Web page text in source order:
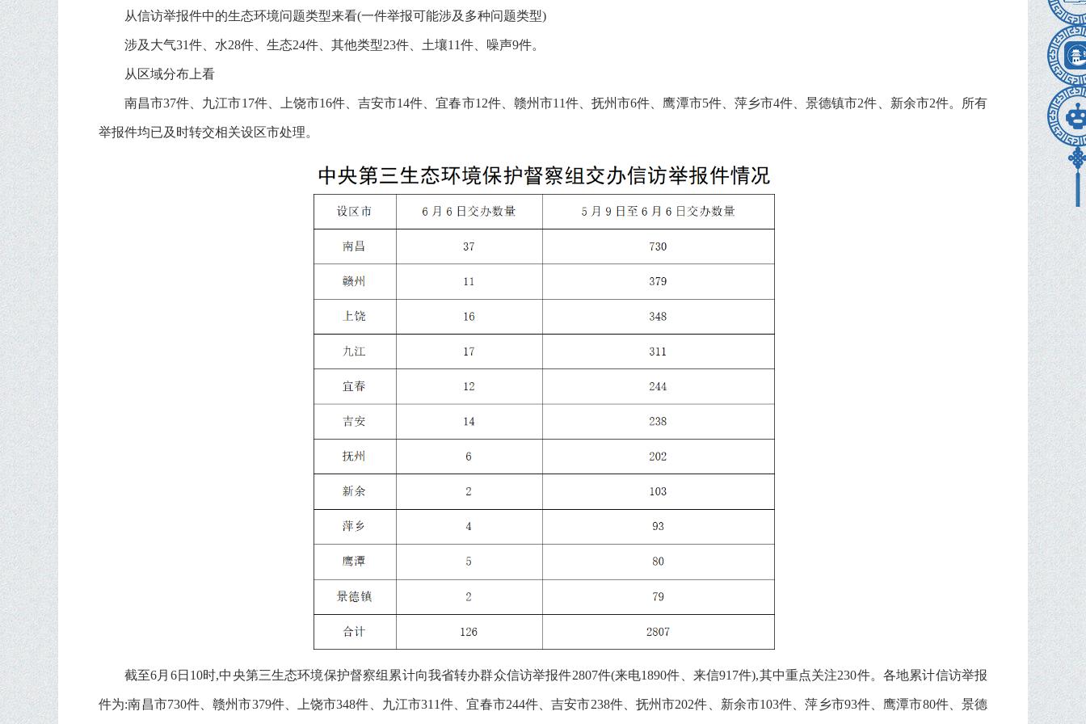
从信访举报件中的生态环境问题类型来看(一件举报可能涉及多种问题类型)
涉及大气31件、水28件、生态24件、其他类型23件、土壤11件、噪声9件。
从区域分布上看
南昌市37件、九江市17件、上饶市16件、吉安市14件、宜春市12件、赣州市11件、抚州市6件、鹰潭市5件、萍乡市4件、景德镇市2件、新余市2件。所有
举报件均已及时转交相关设区市处理。
截至6月6日10时,中央第三生态环境保护督察组累计向我省转办群众信访举报件2807件(来电1890件、来信917件),其中重点关注230件。各地累计信访举报
件为:南昌市730件、赣州市379件、上饶市348件、九江市311件、宜春市244件、吉安市238件、抚州市202件、新余市103件、萍乡市93件、鹰潭市80件、景德